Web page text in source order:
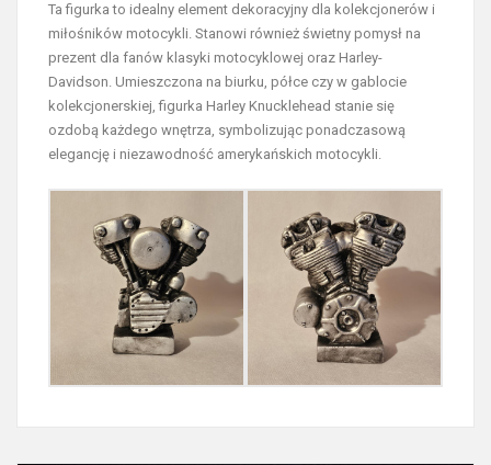
Ta figurka to idealny element dekoracyjny dla kolekcjonerów i
miłośników motocykli. Stanowi również świetny pomysł na
prezent dla fanów klasyki motocyklowej oraz Harley-
Davidson. Umieszczona na biurku, półce czy w gablocie
kolekcjonerskiej, figurka Harley Knucklehead stanie się
ozdobą każdego wnętrza, symbolizując ponadczasową
elegancję i niezawodność amerykańskich motocykli.